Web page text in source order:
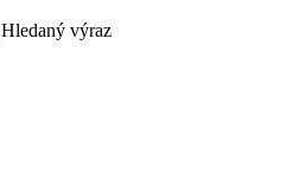
Hledaný výraz